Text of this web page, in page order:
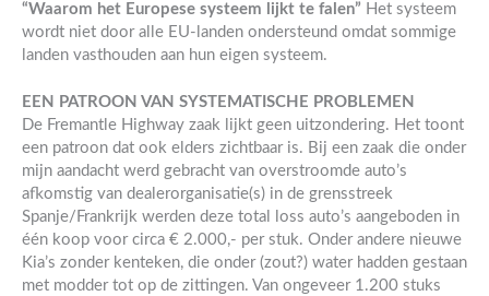
“Waarom het Europese systeem lijkt te falen” Het systeem
wordt niet door alle EU-landen ondersteund omdat sommige
landen vasthouden aan hun eigen systeem.
EEN PATROON VAN SYSTEMATISCHE PROBLEMEN
De Fremantle Highway zaak lijkt geen uitzondering. Het toont
een patroon dat ook elders zichtbaar is. Bij een zaak die onder
mijn aandacht werd gebracht van overstroomde auto’s
afkomstig van dealerorganisatie(s) in de grensstreek
Spanje/Frankrijk werden deze total loss auto’s aangeboden in
één koop voor circa € 2.000,- per stuk. Onder andere nieuwe
Kia’s zonder kenteken, die onder (zout?) water hadden gestaan
met modder tot op de zittingen. Van ongeveer 1.200 stuks